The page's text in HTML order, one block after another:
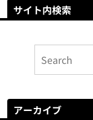
サイト内検索
アーカイブ